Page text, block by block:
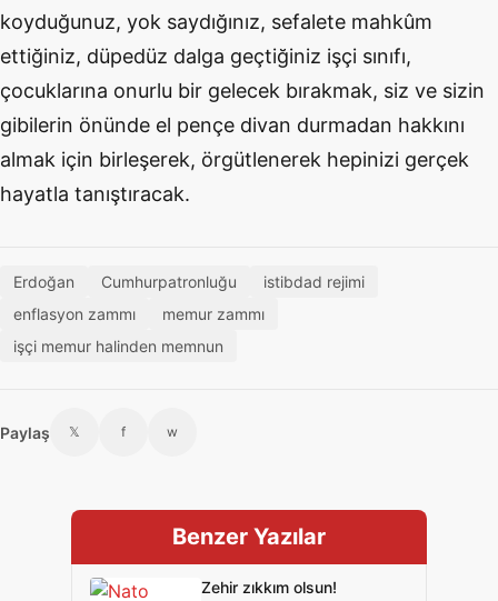
koyduğunuz, yok saydığınız, sefalete mahkûm
ettiğiniz, düpedüz dalga geçtiğiniz işçi sınıfı,
çocuklarına onurlu bir gelecek bırakmak, siz ve sizin
gibilerin önünde el pençe divan durmadan hakkını
almak için birleşerek, örgütlenerek hepinizi gerçek
hayatla tanıştıracak.
Erdoğan Cumhurpatronluğu
istibdad rejimi
enflasyon zammı
memur zammı
işçi memur halinden memnun
Paylaş 𝕏 f w
Benzer Yazılar
Zehir zıkkım olsun!